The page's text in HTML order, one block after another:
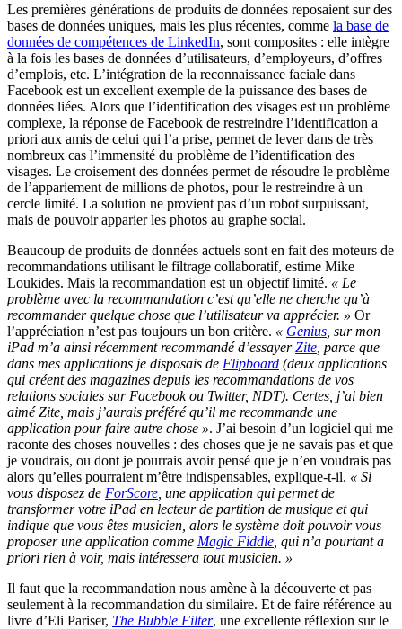
Les premières générations de produits de données reposaient sur des
bases de données uniques, mais les plus récentes, comme la base de
données de compétences de LinkedIn, sont composites : elle intègre
à la fois les bases de données d’utilisateurs, d’employeurs, d’offres
d’emplois, etc. L’intégration de la reconnaissance faciale dans
Facebook est un excellent exemple de la puissance des bases de
données liées. Alors que l’identification des visages est un problème
complexe, la réponse de Facebook de restreindre l’identification a
priori aux amis de celui qui l’a prise, permet de lever dans de très
nombreux cas l’immensité du problème de l’identification des
visages. Le croisement des données permet de résoudre le problème
de l’appariement de millions de photos, pour le restreindre à un
cercle limité. La solution ne provient pas d’un robot surpuissant,
mais de pouvoir apparier les photos au graphe social.
Beaucoup de produits de données actuels sont en fait des moteurs de
recommandations utilisant le filtrage collaboratif, estime Mike
Loukides. Mais la recommandation est un objectif limité. « Le
problème avec la recommandation c’est qu’elle ne cherche qu’à
recommander quelque chose que l’utilisateur va apprécier. » Or
l’appréciation n’est pas toujours un bon critère. « Genius , sur mon
iPad m’a ainsi récemment recommandé d’essayerZite , parce que
dans mes applications je disposais de Flipboard (deux applications
qui créent des magazines depuis les recommandations de vos
relations sociales sur Facebook ou Twitter, NDT). Certes, j’ai bien
aimé Zite, mais j’aurais préféré qu’il me recommande une
application pour faire autre chose ». J’ai besoin d’un logiciel qui me
raconte des choses nouvelles : des choses que je ne savais pas et que
je voudrais, ou dont je pourrais avoir pensé que je n’en voudrais pas
alors qu’elles pourraient m’être indispensables, explique-t-il. « Si
vous disposez de ForScore , une application qui permet de
transformer votre iPad en lecteur de partition de musique et qui
indique que vous êtes musicien, alors le système doit pouvoir vous
proposer une application comme Magic Fiddle , qui n’a pourtant a
priori rien à voir, mais intéressera tout musicien. »
Il faut que la recommandation nous amène à la découverte et pas
seulement à la recommandation du similaire. Et de faire référence au
livre d’Eli Pariser, The Bubble Filter, une excellente réflexion sur le